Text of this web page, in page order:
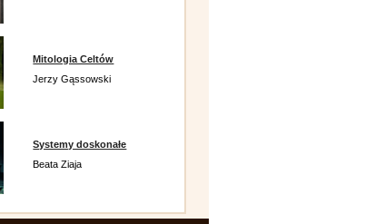
Mitologia Celtów
Jerzy Gąssowski
Systemy doskonałe
Beata Ziaja